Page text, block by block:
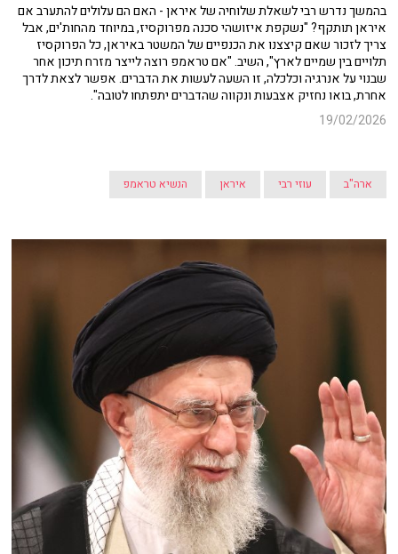
בהמשך נדרש רבי לשאלת שלוחיה של איראן - האם הם עלולים להתערב אם
איראן תותקף? "נשקפת איזושהי סכנה מפרוקסיז, במיוחד מהחות'ים, אבל
צריך לזכור שאם קיצצנו את הכנפיים של המשטר באיראן, כל הפרוקסיז
תלויים בין שמיים לארץ", השיב. "אם טראמפ רוצה לייצר מזרח תיכון אחר
שבנוי על אנרגיה וכלכלה, זו השעה לעשות את הדברים. אפשר לצאת לדרך
אחרת, בואו נחזיק אצבעות ונקווה שהדברים יתפתחו לטובה".
19/02/2026
ארה"ב עוזי רבי איראן הנשיא טראמפ